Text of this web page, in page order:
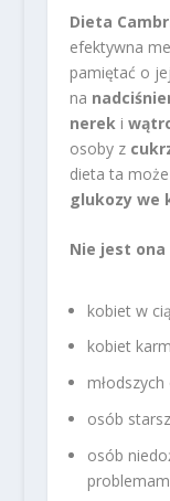
Dieta
efektywna
pamiętać o
na
nereki
osoby z
dieta ta
glukozy we
Nie jest ona
kobiet w
kobiet
osób
osób